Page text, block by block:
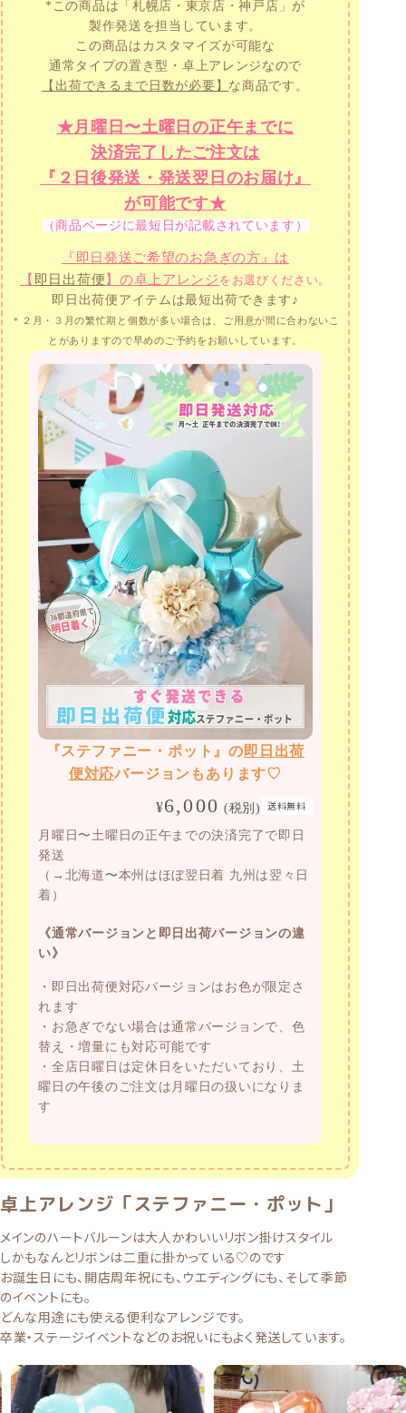
*この商品は「札幌店・東京店・神戸店」が
製作発送を担当しています。
この商品はカスタマイズが可能な
通常タイプの置き型・卓上アレンジなので
【出荷できるまで日数が必要】 な商品です。
★月曜日〜土曜日の正午までに
決済完了したご注文は
『２日後発送・発送翌日のお届け』
が可能です★
（商品ページに最短日が記載されています）
『即日発送ご希望のお急ぎの方』は
【 即日出荷便 】の卓上アレンジ をお選びください。
即日出荷便アイテムは最短出荷できます♪
＊２月・３月の繁忙期と個数が多い場合は、ご用意が間に合わないこ
とがありますので早めのご予約をお願いしています。
『ステファニー・ポット』の 即日出荷
便対応バージョンもあります♡
6,000 (税別) 送料無料
月曜日〜土曜日の正午までの決済完了で即日
発送
（→北海道〜本州はほぼ翌日着 九州は翌々日
着）
《通常バージョンと即日出荷バージョンの違
い》
・即日出荷便対応バージョンはお色が限定さ
れます
・お急ぎでない場合は通常バージョンで、色
替え・増量にも対応可能です
・全店日曜日は定休日をいただいており、土
曜日の午後のご注文は月曜日の扱いになりま
す
卓上アレンジ「ステファニー・ポット」
メインのハートバルーンは大人かわいいリボン掛けスタイル
しかもなんとリボンは二重に掛かっている♡のです
お誕生日にも、開店周年祝にも、ウエディングにも、そして季節
のイベントにも。
どんな用途にも使える便利なアレンジです。
卒業・ステージイベントなどのお祝いにもよく発送しています。